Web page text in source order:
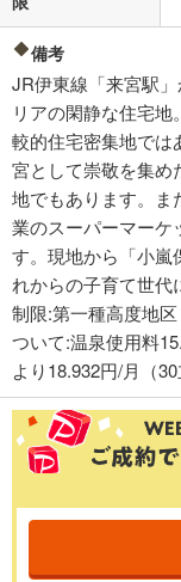
備考
JR伊東線「来宮駅
リアの閑静な住宅
較的住宅密集地では
宮として崇敬を集め
地でもあります。ま
業のスーパーマーケ
す。現地から「小嵐
れからの子育て世
制限:第一種高度地
ついて:温泉使用料
より18.932円/月（